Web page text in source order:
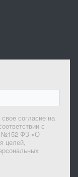
согласие на
с
№152-ФЗ «О
целей,